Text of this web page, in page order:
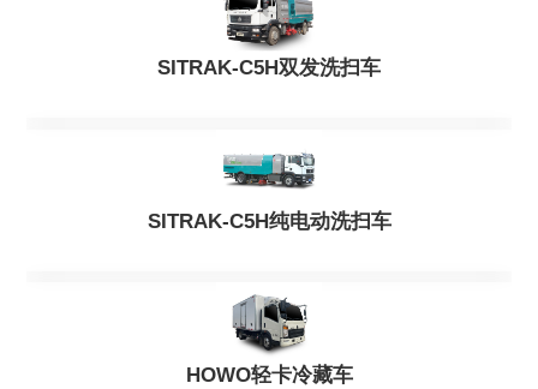
SITRAK-C5H双发洗扫车
SITRAK-C5H纯电动洗扫车
HOWO轻卡冷藏车